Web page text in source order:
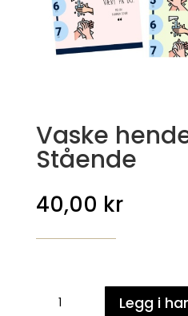
Vaske
Stående
40,00 kr
hender
Legg i